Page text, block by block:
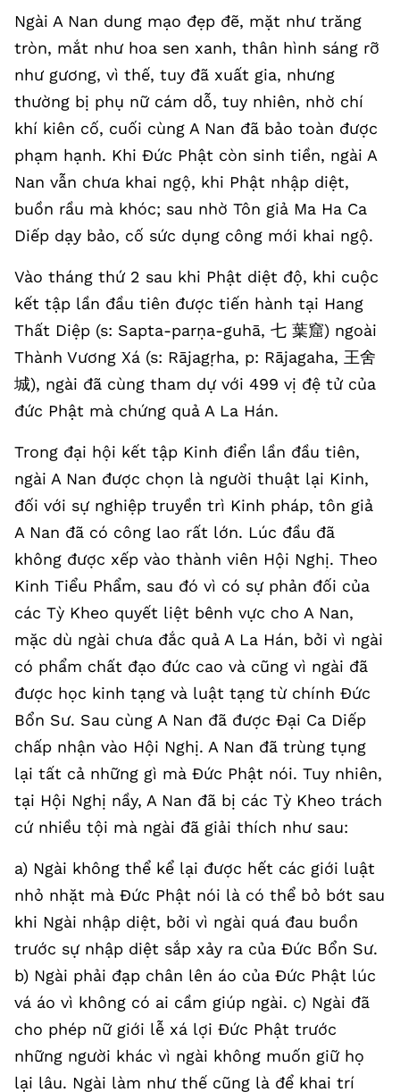
Ngài A Nan dung mạo đẹp đẽ, mặt như trăng
tròn, mắt như hoa sen xanh, thân hình sáng rỡ
như gương, vì thế, tuy đã xuất gia, nhưng
thường bị phụ nữ cám dỗ, tuy nhiên, nhờ chí
khí kiên cố, cuối cùng A Nan đã bảo toàn được
phạm hạnh. Khi Đức Phật còn sinh tiền, ngài A
Nan vẫn chưa khai ngộ, khi Phật nhập diệt,
buồn rầu mà khóc; sau nhờ Tôn giả Ma Ha Ca
Diếp dạy bảo, cố sức dụng công mới khai ngộ.
Vào tháng thứ 2 sau khi Phật diệt độ, khi cuộc
kết tập lần đầu tiên được tiến hành tại Hang
Thất Diệp (s: Sapta-parṇa-guhā, 七 葉窟) ngoài
Thành Vương Xá (s: Rājagṛha, p: Rājagaha, 王舍
城), ngài đã cùng tham dự với 499 vị đệ tử của
đức Phật mà chứng quả A La Hán.
Trong đại hội kết tập Kinh điển lần đầu tiên,
ngài A Nan được chọn là người thuật lại Kinh,
đối với sự nghiệp truyền trì Kinh pháp, tôn giả
A Nan đã có công lao rất lớn. Lúc đầu đã
không được xếp vào thành viên Hội Nghị. Theo
Kinh Tiểu Phẩm, sau đó vì có sự phản đối của
các Tỳ Kheo quyết liệt bênh vực cho A Nan,
mặc dù ngài chưa đắc quả A La Hán, bởi vì ngài
có phẩm chất đạo đức cao và cũng vì ngài đã
được học kinh tạng và luật tạng từ chính Đức
Bổn Sư. Sau cùng A Nan đã được Đại Ca Diếp
chấp nhận vào Hội Nghị. A Nan đã trùng tụng
lại tất cả những gì mà Đức Phật nói. Tuy nhiên,
tại Hội Nghị nầy, A Nan đã bị các Tỳ Kheo trách
cứ nhiều tội mà ngài đã giải thích như sau:
a) Ngài không thể kể lại được hết các giới luật
nhỏ nhặt mà Đức Phật nói là có thể bỏ bớt sau
khi Ngài nhập diệt, bởi vì ngài quá đau buồn
trước sự nhập diệt sắp xảy ra của Đức Bổn Sư.
b) Ngài phải đạp chân lên áo của Đức Phật lúc
vá áo vì không có ai cầm giúp ngài. c) Ngài đã
cho phép nữ giới lễ xá lợi Đức Phật trước
những người khác vì ngài không muốn giữ họ
lại lâu. Ngài làm như thế cũng là để khai trí